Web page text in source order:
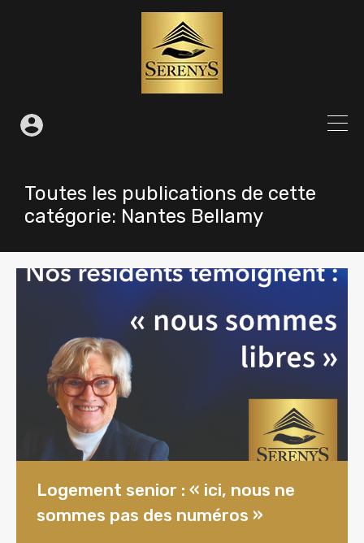
Toutes les publications de cette
catégorie: Nantes Bellamy
Logement senior : « ici, nous ne
sommes pas des numéros »